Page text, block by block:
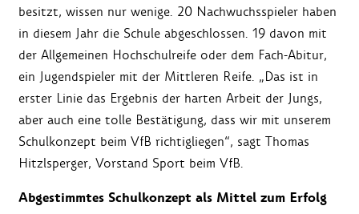
besitzt, wissen nur wenige. 20 Nachwuchsspieler haben
in diesem Jahr die Schule abgeschlossen. 19 davon mit
der Allgemeinen Hochschulreife oder dem Fach-Abitur,
ein Jugendspieler mit der Mittleren Reife. „Das ist in
erster Linie das Ergebnis der harten Arbeit der Jungs,
aber auch eine tolle Bestätigung, dass wir mit unserem
Schulkonzept beim VfB richtigliegen“, sagt Thomas
Hitzlsperger, Vorstand Sport beim VfB.
Abgestimmtes Schulkonzept als Mittel zum Erfolg